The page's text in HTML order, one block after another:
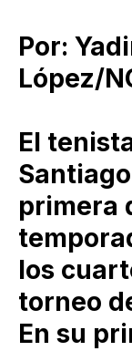
Por:
López/
El
primera
los
torneo
En su